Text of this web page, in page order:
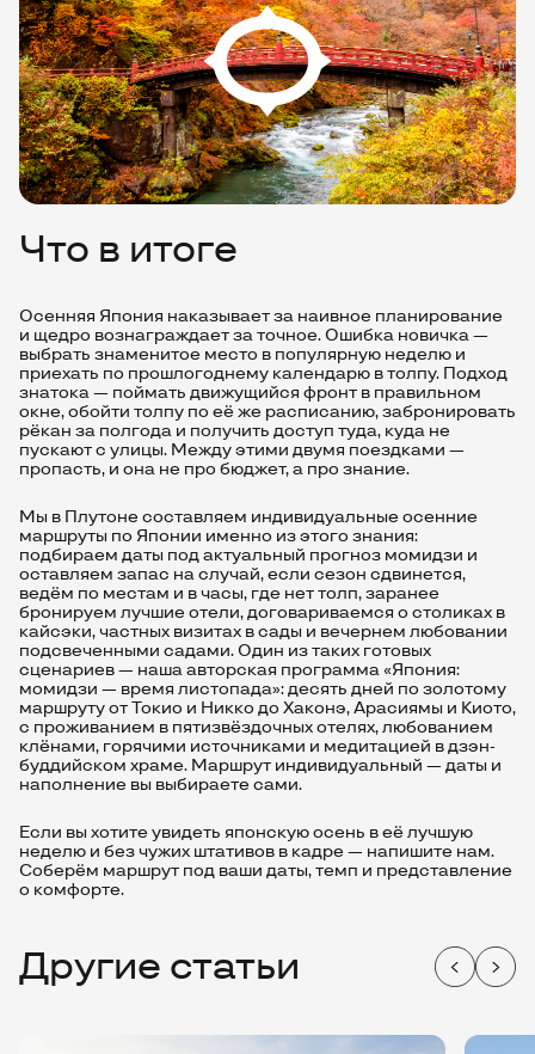
Что в итоге
Осенняя Япония наказывает за наивное планирование
и щедро вознаграждает за точное. Ошибка новичка —
выбрать знаменитое место в популярную неделю и
приехать по прошлогоднему календарю в толпу. Подход
знатока — поймать движущийся фронт в правильном
окне, обойти толпу по её же расписанию, забронировать
рёкан за полгода и получить доступ туда, куда не
пускают с улицы. Между этими двумя поездками —
пропасть, и она не про бюджет, а про знание.
Мы в Плутоне составляем индивидуальные осенние
маршруты по Японии именно из этого знания:
подбираем даты под актуальный прогноз момидзи и
оставляем запас на случай, если сезон сдвинется,
ведём по местам и в часы, где нет толп, заранее
бронируем лучшие отели, договариваемся о столиках в
кайсэки, частных визитах в сады и вечернем любовании
подсвеченными садами. Один из таких готовых
сценариев — наша авторская программа«Япония:
момидзи — время листопада»: десять дней по золотому
маршруту от Токио и Никко до Хаконэ, Арасиямы и Киото,
с проживанием в пятизвёздочных отелях, любованием
клёнами, горячими источниками и медитацией в дзэн-
буддийском храме. Маршрут индивидуальный — даты и
наполнение вы выбираете сами.
Если вы хотите увидеть японскую осень в её лучшую
неделю и без чужих штативов в кадре — напишите нам.
Соберём маршрут под ваши даты, темп и представление
о комфорте.
Другие статьи